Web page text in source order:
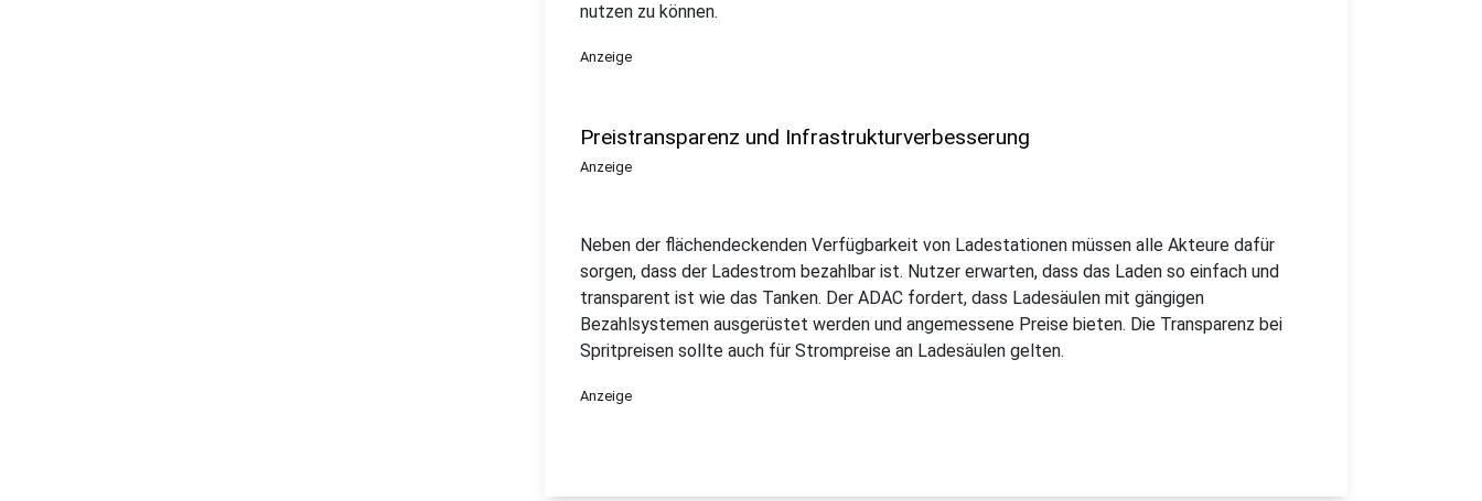
nutzen zu können.
Anzeige
Preistransparenz und Infrastrukturverbesserung
Anzeige
Neben der flächendeckenden Verfügbarkeit von Ladestationen müssen alle Akteure dafür
sorgen, dass der Ladestrom bezahlbar ist. Nutzer erwarten, dass das Laden so einfach und
transparent ist wie das Tanken. Der ADAC fordert, dass Ladesäulen mit gängigen
Bezahlsystemen ausgerüstet werden und angemessene Preise bieten. Die Transparenz bei
Spritpreisen sollte auch für Strompreise an Ladesäulen gelten.
Anzeige